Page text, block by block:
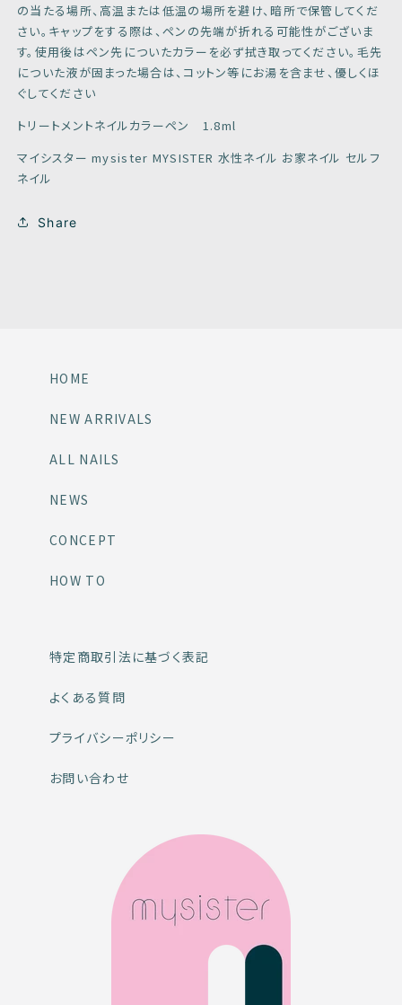
の当たる場所、高温または低温の場所を避け、暗所で保管してくだ
さい。キャップをする際は、ペンの先端が折れる可能性がございま
す。使用後はペン先についたカラーを必ず拭き取ってください。毛先
についた液が固まった場合は、コットン等にお湯を含ませ、優しくほ
ぐしてください
トリートメントネイルカラーペン 1.8ml
マイシスター mysister MYSISTER 水性ネイル お家ネイル セルフ
ネイル
Share
HOME
NEW ARRIVALS
ALL NAILS
NEWS
CONCEPT
HOW TO
特定商取引法に基づく表記
よくある質問
プライバシーポリシー
お問い合わせ